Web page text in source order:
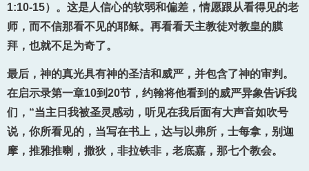
1:10-15）。这是人信心的软弱和偏差，情愿跟从看得见的老
师，而不信那看不见的耶稣。再看看天主教徒对教皇的膜
拜，也就不足为奇了。
最后，神的真光具有神的圣洁和威严，并包含了神的审判。
在启示录第一章10到20节，约翰将他看到的威严异象告诉我
们，“当主日我被圣灵感动，听见在我后面有大声音如吹号
说，你所看见的，当写在书上，达与以弗所，士每拿，别迦
摩，推雅推喇，撒狄，非拉铁非，老底嘉，那七个教会。